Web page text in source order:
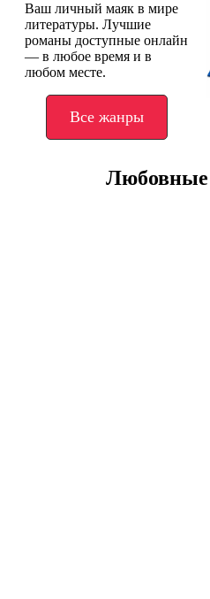
Ваш личный маяк в мире
литературы. Лучшие
романы доступные онлайн
— в любое время и в
любом месте.
Все жанры